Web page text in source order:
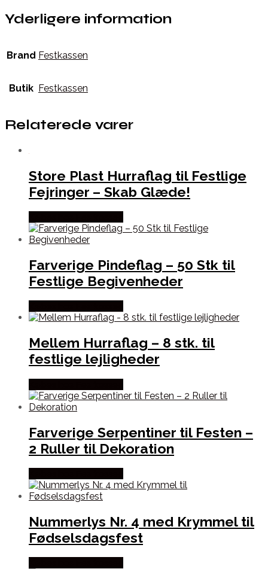
Yderligere information
Brand Festkassen
Butik Festkassen
Relaterede varer
Store Plast Hurraflag til Festlige
Fejringer – Skab Glæde!
Farverige Pindeflag – 50 Stk til
Festlige Begivenheder
Mellem Hurraflag – 8 stk. til
festlige lejligheder
Farverige Serpentiner til Festen –
2 Ruller til Dekoration
Nummerlys Nr. 4 med Krymmel til
Fødselsdagsfest